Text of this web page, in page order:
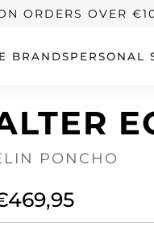
ORDERS OVER
BRANDSPERSONAL
PONCHO
469,95